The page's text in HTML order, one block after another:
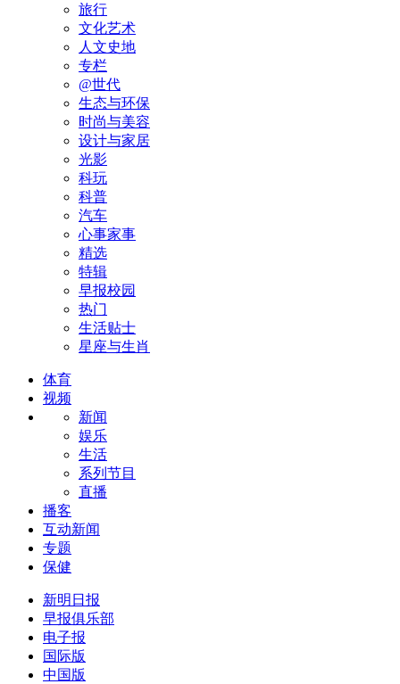
旅行
文化艺术
人文史地
专栏
@世代
生态与环保
时尚与美容
设计与家居
光影
科玩
科普
汽车
心事家事
精选
特辑
早报校园
热门
生活贴士
星座与生肖
体育
视频
新闻
娱乐
生活
系列节目
直播
播客
互动新闻
专题
保健
新明日报
早报俱乐部
电子报
国际版
中国版